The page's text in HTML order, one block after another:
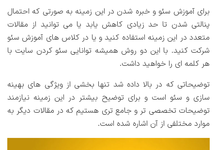
برای آموزش سئو و خبره شدن در این زمینه به صورتی که احتمال
پنالتی شدن تا حد زیادی کاهش یابد یا می توانید از مقالات
متعدد در این زمینه استفاده کنید و یا در کلاس های آموزش سئو
شرکت کنید. با این دو روش همیشه توانایی سئو کردن سایت با
هر کلمه ای را خواهید داشت.
توضیحاتی که در بالا داده شد تنها بخشی از ویژگی های بهینه
سازی و سئو است و برای توضیح بیشتر در این زمینه نیازمند
توضیحات تخصصی تر و جامع تری هستیم که در مقالات دیگر به
موارد مختلفی از آن اشاره شده است.